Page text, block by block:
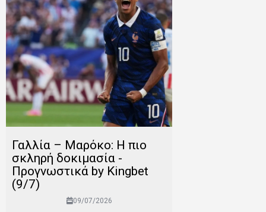
Γαλλία – Μαρόκο: Η πιο
σκληρή δοκιμασία -
Προγνωστικά by Kingbet
(9/7)
09/07/2026